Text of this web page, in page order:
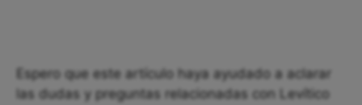
Espero que este artículo haya ayudado a aclarar
las dudas y preguntas relacionadas con Levítico